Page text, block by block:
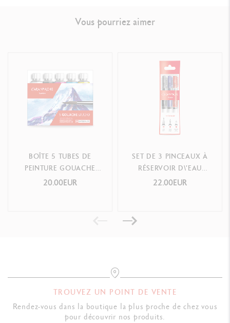
Vous pourriez aimer
BOÎTE 5 TUBES DE
PEINTURE GOUACHE
STUDIO 10 ML
20.00EUR
SET DE 3 PINCEAUX À
RÉSERVOIR D\'EAU
(LARGE, MÉDIUM,
22.00EUR
TROUVEZ UN POINT DE VENTE
Rendez-vous dans la boutique la plus proche de chez vous
pour découvrir nos produits.